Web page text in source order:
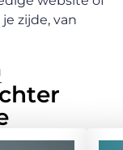
zijde, van